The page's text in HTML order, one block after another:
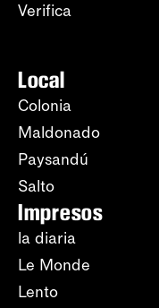
Verifica
Local
Colonia
Maldonado
Paysandú
Salto
Impresos
la diaria
Le Monde
Lento